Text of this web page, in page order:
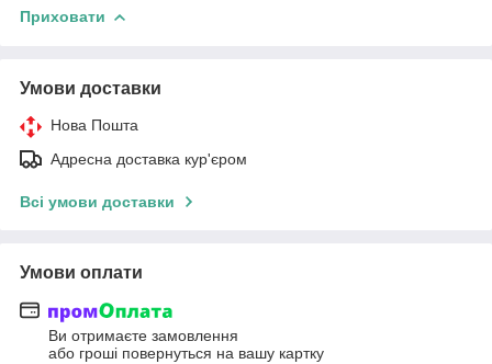
Приховати
Умови доставки
Нова Пошта
Адресна доставка кур'єром
Всі умови доставки
Умови оплати
Ви отримаєте замовлення
або гроші повернуться на вашу картку